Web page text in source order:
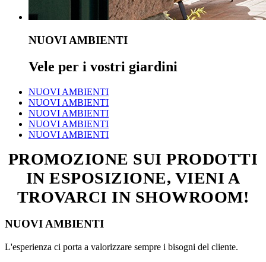
NUOVI AMBIENTI
Vele per i vostri giardini
NUOVI AMBIENTI
NUOVI AMBIENTI
NUOVI AMBIENTI
NUOVI AMBIENTI
NUOVI AMBIENTI
PROMOZIONE SUI PRODOTTI
IN ESPOSIZIONE, VIENI A
TROVARCI IN SHOWROOM!
NUOVI AMBIENTI
L'esperienza ci porta a valorizzare sempre i bisogni del cliente.